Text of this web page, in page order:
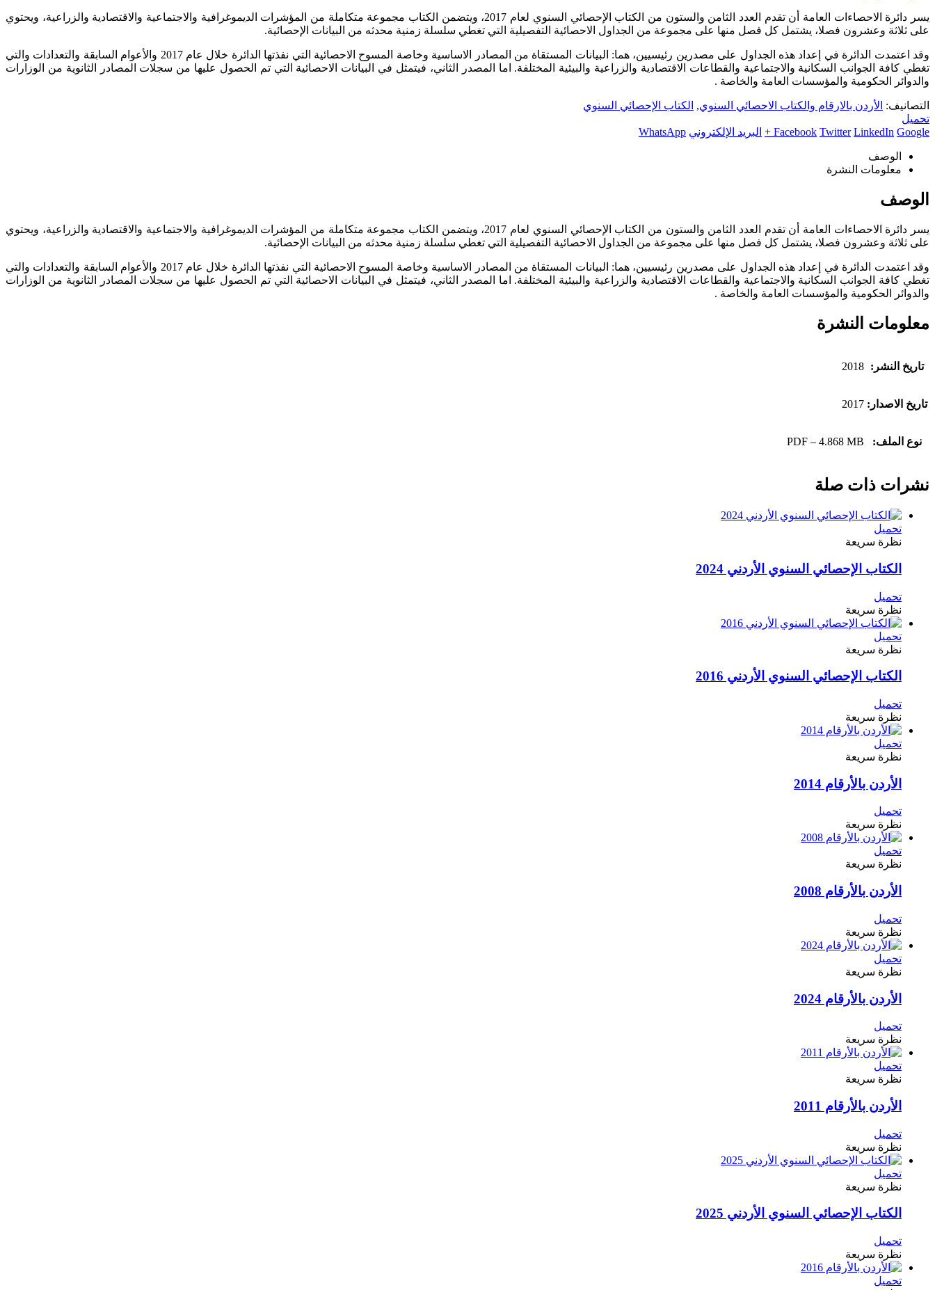
يسر دائرة الاحصاءات العامة أن تقدم العدد الثامن والستون من الكتاب الإحصائي السنوي لعام 2017، ويتضمن الكتاب مجموعة متكاملة من المؤشرات الديموغرافية والاجتماعية والاقتصادية والزراعية، ويحتوي
على ثلاثة وعشرون فصلا، يشتمل كل فصل منها على مجموعة من الجداول الاحصائية التفصيلية التي تغطي سلسلة زمنية محدثه من البيانات الإحصائية.
وقد اعتمدت الدائرة في إعداد هذه الجداول على مصدرين رئيسيين، هما: البيانات المستقاة من المصادر الاساسية وخاصة المسوح الاحصائية التي نفذتها الدائرة خلال عام 2017 والأعوام السابقة والتعدادات والتي
تغطي كافة الجوانب السكانية والاجتماعية والقطاعات الاقتصادية والزراعية والبيئية المختلفة. اما المصدر الثاني، فيتمثل في البيانات الاحصائية التي تم الحصول عليها من سجلات المصادر الثانوية من الوزارات
والدوائر الحكومية والمؤسسات العامة والخاصة .
التصانيف: الأردن بالارقام والكتاب الاحصائي السنوي, الكتاب الإحصائي السنوي
تحميل
Facebook Twitter LinkedIn Google + البريد الإلكتروني WhatsApp
الوصف
معلومات النشرة
الوصف
يسر دائرة الاحصاءات العامة أن تقدم العدد الثامن والستون من الكتاب الإحصائي السنوي لعام 2017، ويتضمن الكتاب مجموعة متكاملة من المؤشرات الديموغرافية والاجتماعية والاقتصادية والزراعية، ويحتوي
على ثلاثة وعشرون فصلا، يشتمل كل فصل منها على مجموعة من الجداول الاحصائية التفصيلية التي تغطي سلسلة زمنية محدثه من البيانات الإحصائية.
وقد اعتمدت الدائرة في إعداد هذه الجداول على مصدرين رئيسيين، هما: البيانات المستقاة من المصادر الاساسية وخاصة المسوح الاحصائية التي نفذتها الدائرة خلال عام 2017 والأعوام السابقة والتعدادات والتي
تغطي كافة الجوانب السكانية والاجتماعية والقطاعات الاقتصادية والزراعية والبيئية المختلفة. اما المصدر الثاني، فيتمثل في البيانات الاحصائية التي تم الحصول عليها من سجلات المصادر الثانوية من الوزارات
والدوائر الحكومية والمؤسسات العامة والخاصة .
معلومات النشرة
تاريخ النشر: 2018
تاريخ الاصدار: 2017
نوع الملف: PDF – 4.868 MB
نشرات ذات صلة
تحميل
نظرة سريعة
الكتاب الإحصائي السنوي الأردني 2024
تحميل
نظرة سريعة
تحميل
نظرة سريعة
الكتاب الإحصائي السنوي الأردني 2016
تحميل
نظرة سريعة
تحميل
نظرة سريعة
الأردن بالأرقام 2014
تحميل
نظرة سريعة
تحميل
نظرة سريعة
الأردن بالأرقام 2008
تحميل
نظرة سريعة
تحميل
نظرة سريعة
الأردن بالأرقام 2024
تحميل
نظرة سريعة
تحميل
نظرة سريعة
الأردن بالأرقام 2011
تحميل
نظرة سريعة
تحميل
نظرة سريعة
الكتاب الإحصائي السنوي الأردني 2025
تحميل
نظرة سريعة
تحميل